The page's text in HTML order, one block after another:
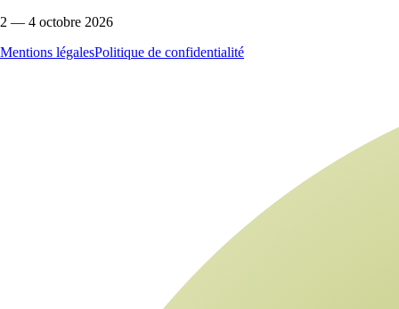
2 — 4 octobre 2026
Mentions légalesPolitique de confidentialité